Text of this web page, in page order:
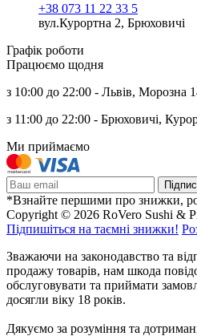
+38 073 11 22 33 5
вул.Курортна 2, Брюховичі
Графік роботи
Працюємо щодня
з 10:00 до 22:00 - Львів, Морозна
з 11:00 до 22:00 - Брюховичі,
Ми приймаємо
*Взнайте першими про знижки,
Copyright © 2026 RoVero Sushi &
Підпишіться на таємні знижки!
Зважаючи на законодавство та
продажу товарів, нам шкода
обслуговувати та приймати
досягли віку 18 років.
Дякуємо за розуміння та